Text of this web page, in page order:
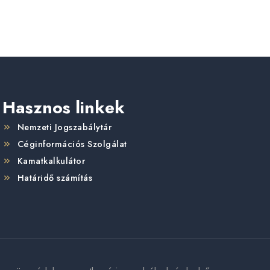
Hasznos linkek
Nemzeti Jogszabálytár
Céginformációs Szolgálat
Kamatkalkulátor
Határidő számítás